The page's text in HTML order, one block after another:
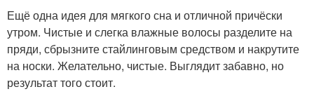
Ещё одна идея для мягкого сна и отличной причёски
утром. Чистые и слегка влажные волосы разделите на
пряди, сбрызните стайлинговым средством и накрутите
на носки. Желательно, чистые. Выглядит забавно, но
результат того стоит.